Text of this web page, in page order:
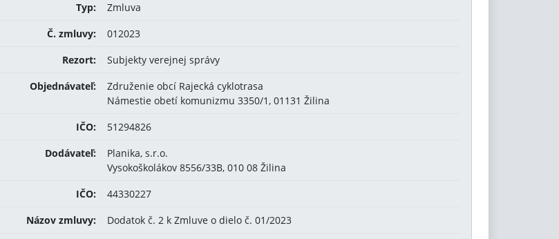
Typ:
Zmluva
Č. zmluvy:
012023
Rezort:
Subjekty verejnej správy
Objednávateľ:
Združenie obcí Rajecká cyklotrasa
Námestie obetí komunizmu 3350/1, 01131 Žilina
IČO:
51294826
Dodávateľ:
Planika, s.r.o.
Vysokoškolákov 8556/33B, 010 08 Žilina
IČO:
44330227
Názov zmluvy:
Dodatok č. 2 k Zmluve o dielo č. 01/2023